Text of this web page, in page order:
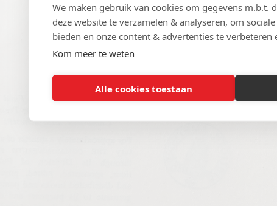
We maken gebruik van cookies om gegevens m.b.t.
deze website te verzamelen & analyseren, om
bieden en onze content & advertenties te verbeteren
Kom meer te weten
Alle cookies toestaan